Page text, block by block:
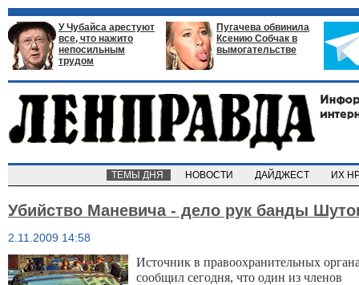
У Чубайса арестуют
все, что нажито
непосильным
трудом
Пугачева обвинила
Ксению Собчак в
вымогательстве
ТЕМЫ ДНЯ НОВОСТИ ДАЙДЖЕСТ ИХ
Убийство Маневича - дело рук банды
2.11.2009 14:58
Источник в правоохранительных
сообщил сегодня, что один из членов